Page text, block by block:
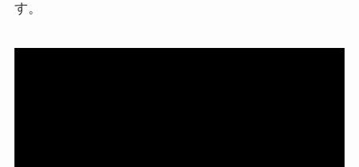
す。